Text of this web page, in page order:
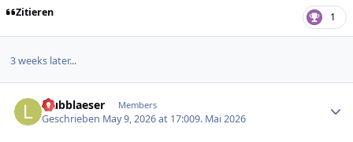
Zitieren 1
3 weeks later...
laubblaeser Members
Geschrieben May 9, 2026 at 17:009. Mai 2026